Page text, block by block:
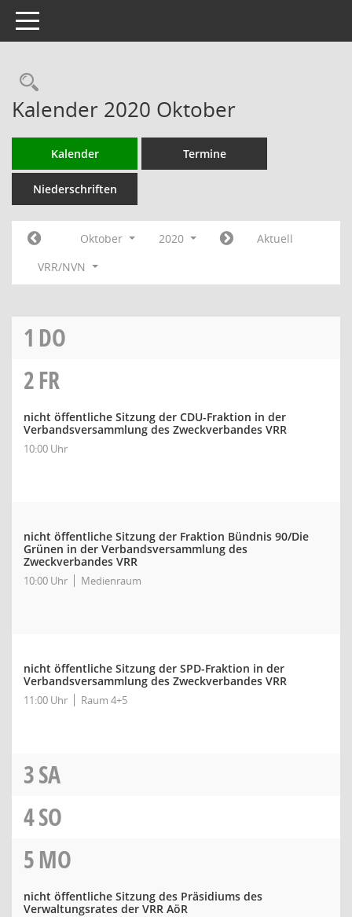
Toggle navigation
Rechercheauswahl
Kalender 2020 Oktober
Kalender Termine
Niederschriften
Oktober 2020
Aktuell
VRR/NVN
1 DO
2FR
nicht öffentliche Sitzung der CDU-Fraktion in der
Verbandsversammlung des Zweckverbandes VRR
10:00 Uhr
nicht öffentliche Sitzung der Fraktion Bündnis 90/Die
Grünen in der Verbandsversammlung des
Zweckverbandes VRR
10:00 Uhr Medienraum
nicht öffentliche Sitzung der SPD-Fraktion in der
Verbandsversammlung des Zweckverbandes VRR
11:00 Uhr Raum 4+5
3SA
4SO
5MO
nicht öffentliche Sitzung des Präsidiums des
Verwaltungsrates der VRR AöR